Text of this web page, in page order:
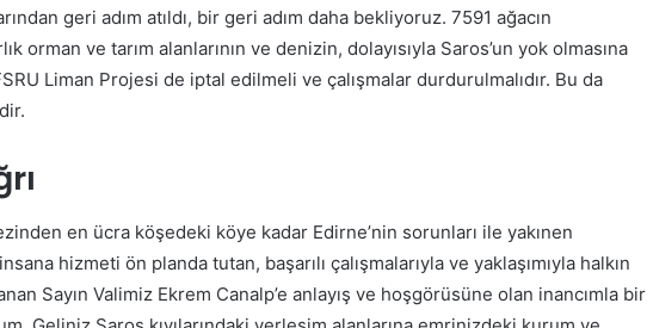
geri adım atıldı, bir geri adım daha bekliyoruz. 7591 ağacın
orman ve tarım alanlarının ve denizin, dolayısıyla Saros’un yok olmasına
Liman Projesi de iptal edilmeli ve çalışmalar durdurulmalıdır. Bu da
en ücra köşedeki köye kadar Edirne’nin sorunları ile yakınen
hizmeti ön planda tutan, başarılı çalışmalarıyla ve yaklaşımıyla halkın
Sayın Valimiz Ekrem Canalp’e anlayış ve hoşgörüsüne olan inancımla bir